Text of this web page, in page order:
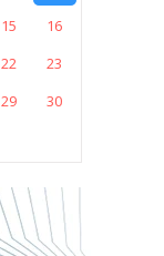
15
16
22
23
29
30